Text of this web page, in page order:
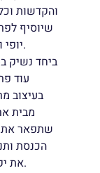
והקדשות
שיוסיף
יופי והדר.
ביחד נשיק
עוד
בעיצוב
מבית
שתפאר את
הכנסת
את יקירך.